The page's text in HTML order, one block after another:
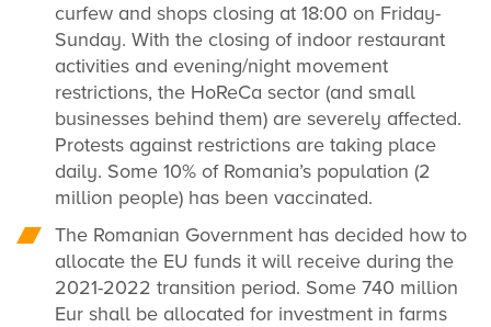
curfew and shops closing at 18:00 on Friday-
Sunday. With the closing of indoor restaurant
activities and evening/night movement
restrictions, the HoReCa sector (and small
businesses behind them) are severely affected.
Protests against restrictions are taking place
daily. Some 10% of Romania’s population (2
million people) has been vaccinated.
The Romanian Government has decided how to
allocate the EU funds it will receive during the
2021-2022 transition period. Some 740 million
Eur shall be allocated for investment in farms